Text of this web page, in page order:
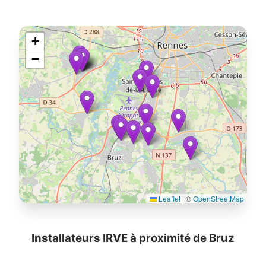
+
−
Leaflet | ©OpenStreetMap
Installateurs IRVE à proximité de Bruz